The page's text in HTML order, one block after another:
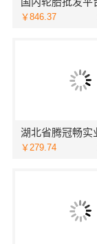
￥846.37
￥279.74